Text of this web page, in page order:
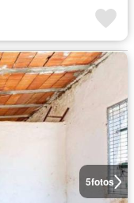
5fotos